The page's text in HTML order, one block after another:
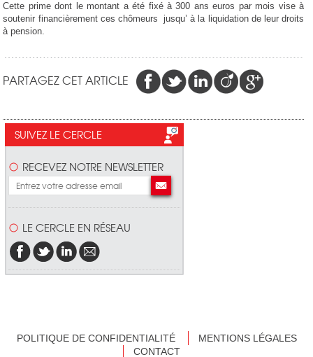
Cette prime dont le montant a été fixé à 300 ans euros par mois vise à
soutenir financièrement ces chômeurs jusqu’ à la liquidation de leur droits
à pension.
PARTAGEZ CET ARTICLE
SUIVEZ LE CERCLE
RECEVEZ NOTRE NEWSLETTER
LE CERCLE EN RÉSEAU
POLITIQUE DE CONFIDENTIALITÉ
MENTIONS LÉGALES
CONTACT